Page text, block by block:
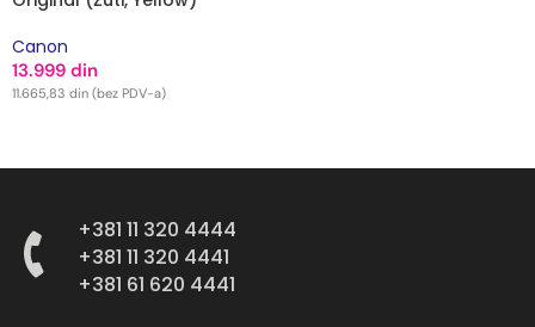
Canon
13.999 din
11.665,83 din (bez PDV-a)
+381 11 320 4444
+381 11 320 4441
+381 61 620 4441